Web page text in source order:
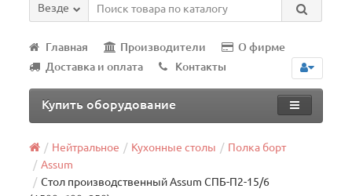
Везде
Главная Производители
О фирме
Доставка и оплата
Контакты
Купить оборудование
Нейтральное Кухонные столы
Полка борт
Assum
Стол производственный Assum СПБ-П2-15/6